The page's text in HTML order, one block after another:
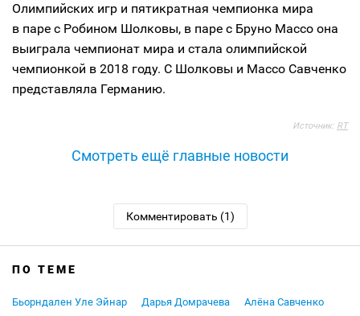
Олимпийских игр и пятикратная чемпионка мира
в паре с Робином Шолковы, в паре с Бруно Массо она
выиграла чемпионат мира и стала олимпийской
чемпионкой в 2018 году. С Шолковы и Массо Савченко
представляла Германию.
Источник: RT
Смотреть ещё главные новости
Комментировать (1)
ПО ТЕМЕ
Бьорндален Уле Эйнар Дарья Домрачева
Алёна Савченко